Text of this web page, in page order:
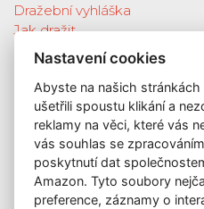
Dražební vyhláška
Jak dražit
Galerie
Katalog vydražených děl
O nás
GDPR
Kontakt
KONTAKT
GALERIE LAZARSKÁ
Nastavení cookies
Abyste na našich
ušetřili spoustu klikání a
reklamy na věci, které vás
vás souhlas se
poskytnutí dat
Amazon. Tyto soubory
preference, záznamy o